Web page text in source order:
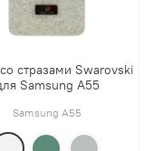
стразами Swarovski
Samsung A55
Samsung A55